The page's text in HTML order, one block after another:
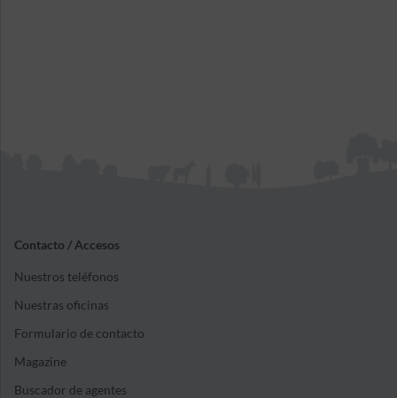
Contacto / Accesos
Nuestros teléfonos
Nuestras oficinas
Formulario de contacto
Magazine
Buscador de agentes